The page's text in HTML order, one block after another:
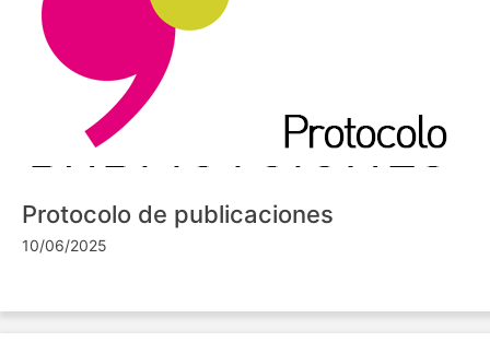
Protocolo de publicaciones
10/06/2025